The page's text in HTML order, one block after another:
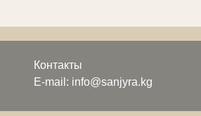
Контакты
E-mail: info@sanjyra.kg